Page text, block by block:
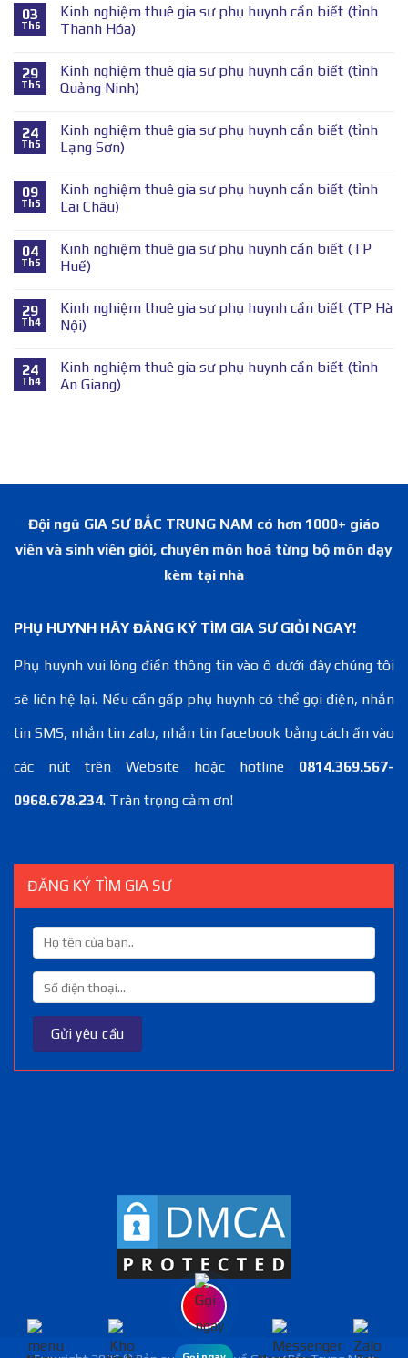
03
Th6
Kinh nghiệm thuê gia sư phụ huynh cần biết (tỉnh
Thanh Hóa)
29
Th5
Kinh nghiệm thuê gia sư phụ huynh cần biết (tỉnh
Quảng Ninh)
24
Th5
Kinh nghiệm thuê gia sư phụ huynh cần biết (tỉnh
Lạng Sơn)
09
Th5
Kinh nghiệm thuê gia sư phụ huynh cần biết (tỉnh
Lai Châu)
04
Th5
Kinh nghiệm thuê gia sư phụ huynh cần biết (TP
Huế)
29
Th4
Kinh nghiệm thuê gia sư phụ huynh cần biết (TP Hà
Nội)
24
Th4
Kinh nghiệm thuê gia sư phụ huynh cần biết (tỉnh
An Giang)
Đội ngũ GIA SƯ BẮC TRUNG NAM có hơn 1000+ giáo
viên và sinh viên giỏi, chuyên môn hoá từng bộ môn dạy
kèm tại nhà
PHỤ HUYNH HÃY ĐĂNG KÝ TÌM GIA SƯ GIỎI NGAY!
Phụ huynh vui lòng điền thông tin vào ô dưới đây chúng tôi
sẽ liên hệ lại. Nếu cần gấp phụ huynh có thể gọi điện, nhắn
tin SMS, nhắn tin zalo, nhắn tin facebook bằng cách ấn vào
các nút trên Website hoặc hotline 0814.369.567-
0968.678.234. Trân trọng cảm ơn!
ĐĂNG KÝ TÌM GIA SƯ